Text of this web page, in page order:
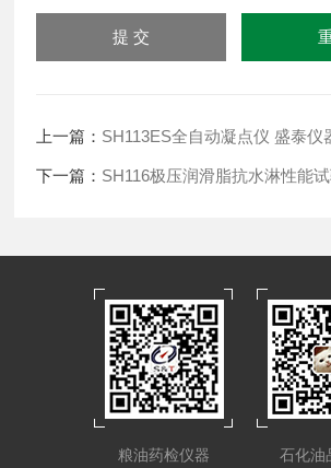
上一篇： SH113ES全自动凝点仪 盛泰仪
下一篇： SH116极压润滑脂抗水淋性能
粮油药检仪器 石化油